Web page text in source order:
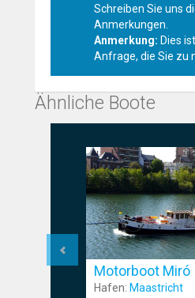
Schreiben Sie uns
Anmerkungen.
Anmerkung: Dies
Anfrage, die Sie zu
Ähnliche Boote
Motorboot Miró
Hafen: Maastricht